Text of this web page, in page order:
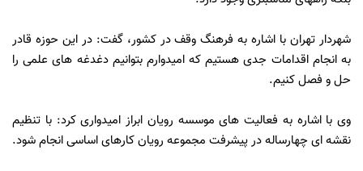
شهردار تهران با اشاره به فرهنگ وقف در کشور، گفت: در این حوزه قادر
به انجام اقدامات جدی هستیم که امیدوارم بتوانیم دغدغه های علمی را
حل و فصل کنیم.
وی با اشاره به فعالیت های موسسه رویان ابراز امیدواری کرد: با تنظیم
نقشه ای چهارساله در پیشرفت مجموعه رویان کارهای اساسی انجام شود.